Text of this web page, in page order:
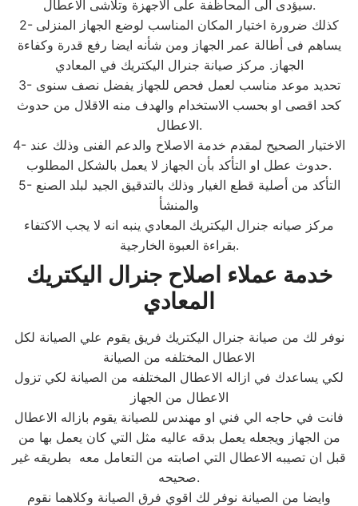
سيؤدى الى المحاظفة على الاجهزة وتلاشى الاعطال.
2- كذلك ضرورة اختيار المكان المناسب لوضع الجهاز المنزلى
يساهم فى أطالة عمر الجهاز ومن شأنه ايضا رفع قدرة وكفاءة
الجهاز. مركز صيانة جنرال اليكتريك في المعادي
3- تحديد موعد مناسب لعمل فحص للجهاز يفضل نصف سنوى
كحد اقصى او بحسب الاستخدام والهدف منه الاقلال من حدوث
الاعطال.
4- الاختيار الصحيح لمقدم خدمة الاصلاح والدعم الفنى وذلك عند
حدوث عطل او التأكد بأن الجهاز لا يعمل بالشكل المطلوب.
5- التأكد من أصلية قطع الغيار وذلك بالتدقيق الجيد لبلد الصنع
والمنشأ
مركز صيانه جنرال اليكتريك المعادي ينبه انه لا يجب الاكتفاء
بقراءة العبوة الخارجية.
خدمة عملاء اصلاح جنرال اليكتريك
المعادي
نوفر لك من صيانة جنرال اليكتريك فريق يقوم علي الصيانة لكل
الاعطال المختلفه من الصيانة
لكي يساعدك في ازاله الاعطال المختلفه من الصيانة لكي تزول
الاعطال من الجهاز
فانت في حاجه الي فني او مهندس للصيانة يقوم بازاله الاعطال
من الجهاز ويجعله يعمل بدقه عاليه مثل التي كان يعمل بها من
قبل ان تصيبه الاعطال التي اصابته من التعامل معه بطريقه غير
صحيحه.
وايضا من الصيانة نوفر لك اقوي فرق الصيانة وكلاهما نقوم